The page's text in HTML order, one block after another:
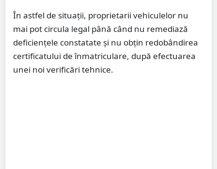
În astfel de situații, proprietarii vehiculelor nu
mai pot circula legal până când nu remediază
deficiențele constatate și nu obțin redobândirea
certificatului de înmatriculare, după efectuarea
unei noi verificări tehnice.